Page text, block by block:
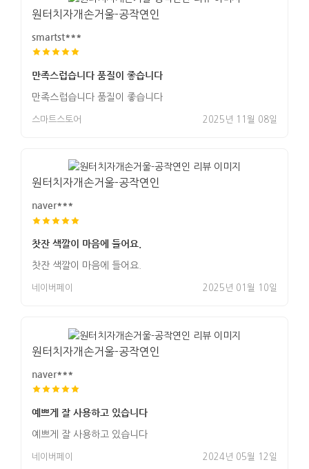
원터치자개손거울-공작연인
smartst***
만족스럽습니다 품질이 좋습니다
만족스럽습니다 품질이 좋습니다
스마트스토어 2025년 11월 08일
원터치자개손거울-공작연인
naver***
찻잔 색깔이 마음에 들어요.
찻잔 색깔이 마음에 들어요.
네이버페이 2025년 01월 10일
원터치자개손거울-공작연인
naver***
예쁘게 잘 사용하고 있습니다
예쁘게 잘 사용하고 있습니다
네이버페이 2024년 05월 12일